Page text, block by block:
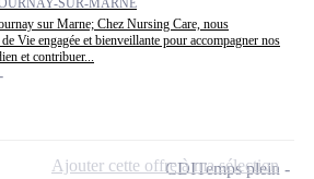
sur Marne; Chez Nursing Care, nous
Vie engagée et bienveillante pour accompagner nos
et contribuer...
CDITemps plein
Ajouter cette offre à ma sélection